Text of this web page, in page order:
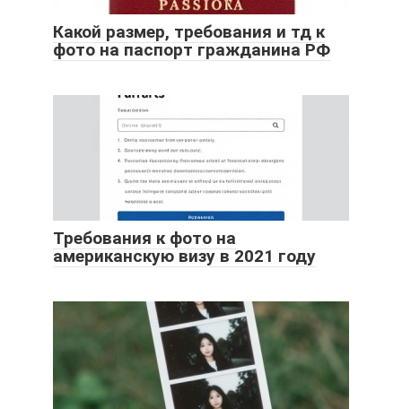
Какой размер, требования и тд к
фото на паспорт гражданина РФ
Требования к фото на
американскую визу в 2021 году